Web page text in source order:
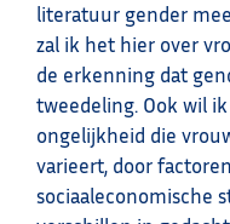
literatuur gender
zal ik het hier over
de erkenning dat
tweedeling. Ook wil
ongelijkheid die
varieert, door
sociaaleconomische